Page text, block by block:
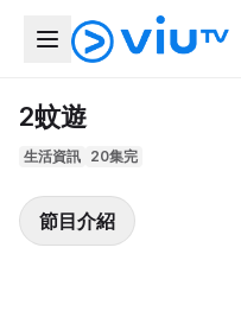
2蚊遊
生活資訊 20集完
節目介紹